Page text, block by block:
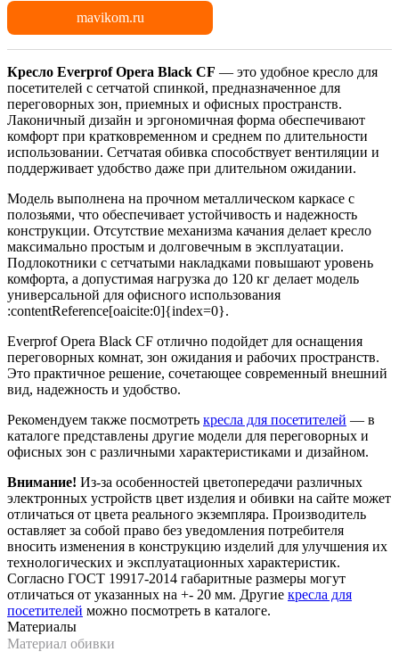
mavikom.ru
Кресло Everprof Opera Black CF — это удобное кресло для
посетителей с сетчатой спинкой, предназначенное для
переговорных зон, приемных и офисных пространств.
Лаконичный дизайн и эргономичная форма обеспечивают
комфорт при кратковременном и среднем по длительности
использовании. Сетчатая обивка способствует вентиляции и
поддерживает удобство даже при длительном ожидании.
Модель выполнена на прочном металлическом каркасе с
полозьями, что обеспечивает устойчивость и надежность
конструкции. Отсутствие механизма качания делает кресло
максимально простым и долговечным в эксплуатации.
Подлокотники с сетчатыми накладками повышают уровень
комфорта, а допустимая нагрузка до 120 кг делает модель
универсальной для офисного использования
:contentReference[oaicite:0]{index=0}.
Everprof Opera Black CF отлично подойдет для оснащения
переговорных комнат, зон ожидания и рабочих пространств.
Это практичное решение, сочетающее современный внешний
вид, надежность и удобство.
Рекомендуем также посмотреть кресла для посетителей — в
каталоге представлены другие модели для переговорных и
офисных зон с различными характеристиками и дизайном.
Внимание! Из-за особенностей цветопередачи различных
электронных устройств цвет изделия и обивки на сайте может
отличаться от цвета реального экземпляра. Производитель
оставляет за собой право без уведомления потребителя
вносить изменения в конструкцию изделий для улучшения их
технологических и эксплуатационных характеристик.
Согласно ГОСТ 19917-2014 габаритные размеры могут
отличаться от указанных на +- 20 мм. Другие кресла для
посетителей можно посмотреть в каталоге.
Материалы
Материал обивки